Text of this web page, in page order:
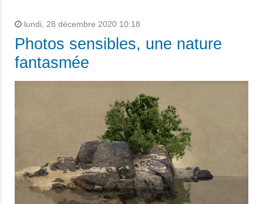
lundi, 28 décembre 2020 10:18
Photos sensibles, une nature
fantasmée